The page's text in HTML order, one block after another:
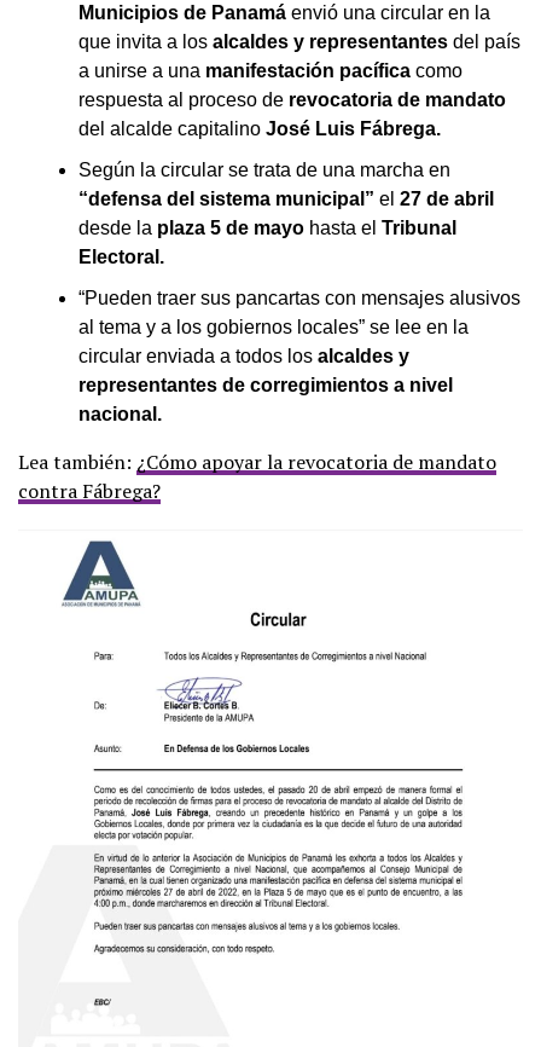
Municipios de Panamá envió una circular en la
que invita a los alcaldes y representantes del país
a unirse a una manifestación pacífica como
respuesta al proceso de revocatoria de mandato
del alcalde capitalino José Luis Fábrega.
Según la circular se trata de una marcha en
“defensa del sistema municipal” el 27 de abril
desde la plaza 5 de mayo hasta el Tribunal
Electoral.
“Pueden traer sus pancartas con mensajes alusivos
al tema y a los gobiernos locales” se lee en la
circular enviada a todos los alcaldes y
representantes de corregimientos a nivel
nacional.
Lea también: ¿Cómo apoyar la revocatoria de mandato
contra Fábrega?